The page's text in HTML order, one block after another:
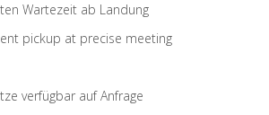
Wartezeit ab Landung
pickup at precise meeting
verfügbar auf Anfrage